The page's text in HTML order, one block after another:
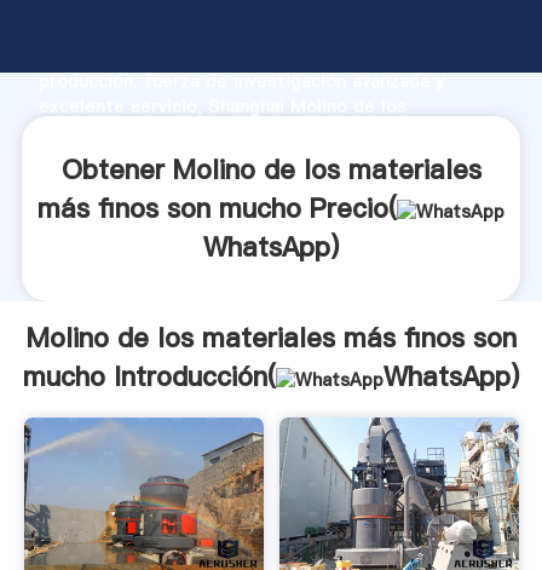
producción, fuerza de investigación avanzada y
valor y aporta valores a todos los clientes.
Obtener Molino de los materiales
más finos son mucho Precio(
WhatsApp)
Molino de los materiales más finos son
mucho Introducción(
WhatsApp)